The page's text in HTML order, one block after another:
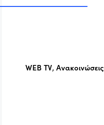
WEB TV,Ανακοινώσεις